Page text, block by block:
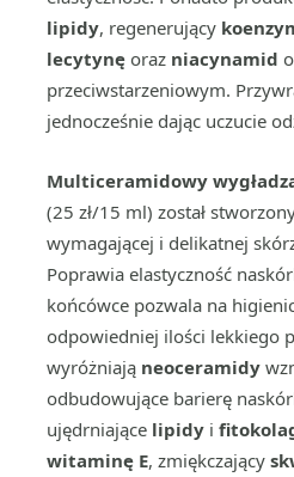
lipidy, regenerujący
lecytynę oraz niacynamid
przeciwstarzeniowym.
jednocześnie dając uczucie
Multiceramidowy
(25 zł/15 ml) został
wymagającej i delikatnej
Poprawia elastyczność
końcówce pozwala na
odpowiedniej ilości lekkiego
wyróżniają neoceramidy
odbudowujące barierę
ujędrniające lipidy i
witaminę E, zmiękczający